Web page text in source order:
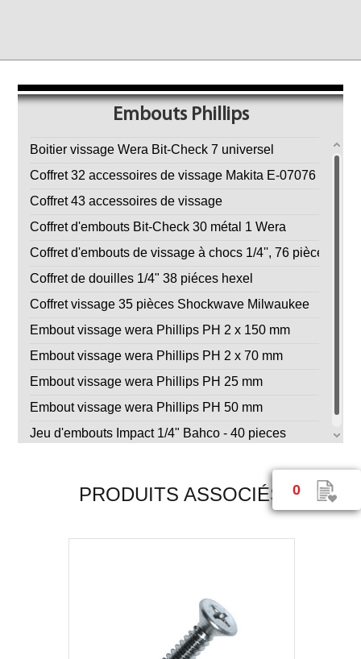
0
Embouts Phillips
Boitier vissage Wera Bit-Check 7 universel
Coffret 32 accessoires de vissage Makita E-07076
Coffret 43 accessoires de vissage
Coffret d'embouts Bit-Check 30 métal 1 Wera
Coffret d'embouts de vissage à chocs 1/4'', 76 pièces
Coffret de douilles 1/4" 38 piéces hexel
Coffret vissage 35 pièces Shockwave Milwaukee
Embout vissage wera Phillips PH 2 x 150 mm
Embout vissage wera Phillips PH 2 x 70 mm
Embout vissage wera Phillips PH 25 mm
Embout vissage wera Phillips PH 50 mm
Jeu d'embouts Impact 1/4" Bahco - 40 pieces
PRODUITS ASSOCIÉS